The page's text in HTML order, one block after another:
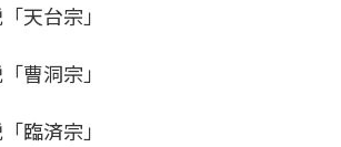
天台宗」
曹洞宗」
臨済宗」